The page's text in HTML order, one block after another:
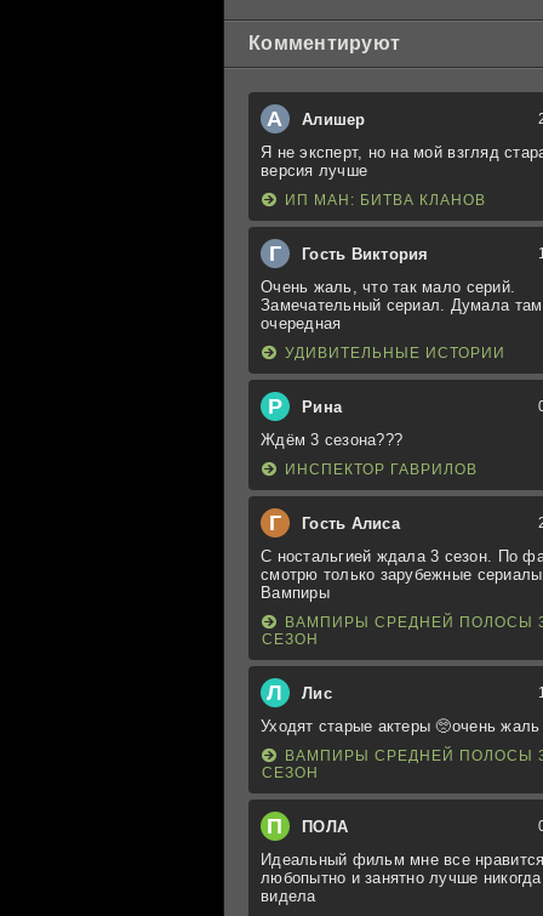
Комментируют
А Алишер
Я не эксперт, но на мой взгляд
версия лучше
ИП МАН: БИТВА КЛАНОВ
Г Гость Виктория
Очень жаль, что так мало серий.
Замечательный сериал. Думала там
очередная
УДИВИТЕЛЬНЫЕ ИСТОРИИ
Р Рина
Ждём 3 сезона???
ИНСПЕКТОР ГАВРИЛОВ
Г Гость Алиса
С ностальгией ждала 3 сезон. По
смотрю только зарубежные
Вампиры
ВАМПИРЫ СРЕДНЕЙ ПОЛОСЫ
СЕЗОН
Л Лис
Уходят старые актеры 🥺очень жаль
ВАМПИРЫ СРЕДНЕЙ ПОЛОСЫ
СЕЗОН
П ПОЛА
Идеальный фильм мне все
любопытно и занятно лучше
видела